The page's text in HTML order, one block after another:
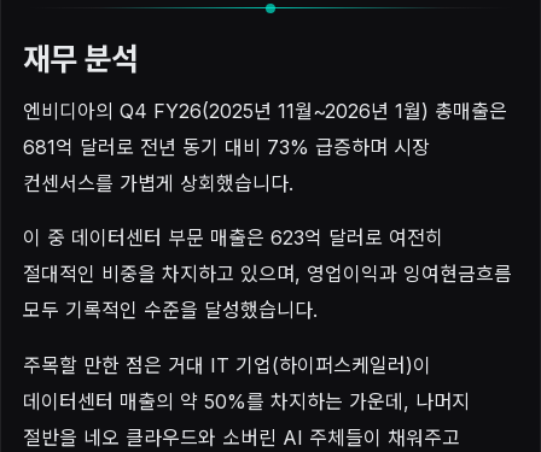
재무 분석
엔비디아의 Q4 FY26(2025년 11월~2026년 1월) 총매출은
681억 달러로 전년 동기 대비 73% 급증하며 시장
컨센서스를 가볍게 상회했습니다.
이 중 데이터센터 부문 매출은 623억 달러로 여전히
절대적인 비중을 차지하고 있으며, 영업이익과 잉여현금흐름
모두 기록적인 수준을 달성했습니다.
주목할 만한 점은 거대 IT 기업(하이퍼스케일러)이
데이터센터 매출의 약 50%를 차지하는 가운데, 나머지
절반을 네오 클라우드와 소버린 AI 주체들이 채워주고